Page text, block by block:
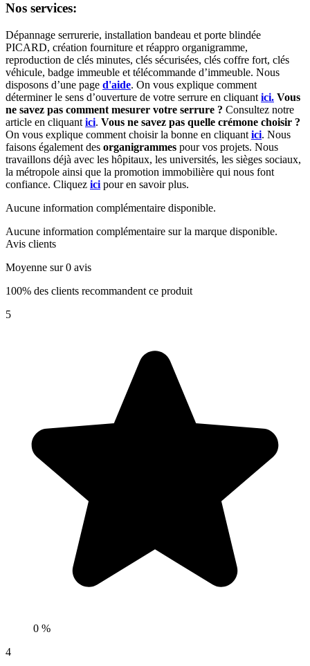
Nos services:
Dépannage serrurerie, installation bandeau et porte blindée
PICARD, création fourniture et réappro organigramme,
reproduction de clés minutes, clés sécurisées, clés coffre fort, clés
véhicule, badge immeuble et télécommande d’immeuble. Nous
disposons d’une page d'aide. On vous explique comment
déterminer le sens d’ouverture de votre serrure en cliquant ici. Vous
ne savez pas comment mesurer votre serrure ? Consultez notre
article en cliquant ici. Vous ne savez pas quelle crémone choisir ?
On vous explique comment choisir la bonne en cliquant ici. Nous
faisons également des organigrammes pour vos projets. Nous
travaillons déjà avec les hôpitaux, les universités, les sièges sociaux,
la métropole ainsi que la promotion immobilière qui nous font
confiance. Cliquez ici pour en savoir plus.
Aucune information complémentaire disponible.
Aucune information complémentaire sur la marque disponible.
Avis clients
Moyenne sur 0 avis
100% des clients recommandent ce produit
5
0 %
4